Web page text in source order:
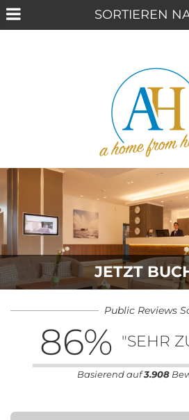
JETZT
Public Reviews
86% "SEHR
Basierend auf3.908